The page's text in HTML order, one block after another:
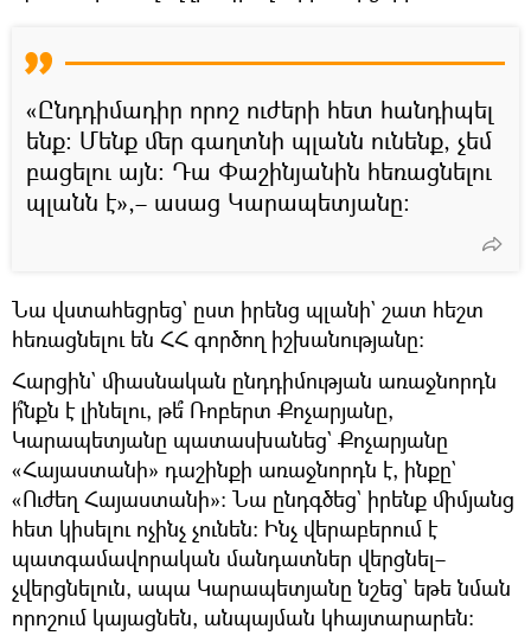
«Ընդդիմադիր որոշ ուժերի հետ հանդիպել
ենք։ Մենք մեր գաղտնի պլանն ունենք, չեմ
բացելու այն։ Դա Փաշինյանին հեռացնելու
պլանն է»,– ասաց Կարապետյանը։
Նա վստահեցրեց` ըստ իրենց պլանի` շատ հեշտ
հեռացնելու են ՀՀ գործող իշխանությանը։
Հարցին` միասնական ընդդիմության առաջնորդն
ի՞նքն է լինելու, թե՞ Ռոբերտ Քոչարյանը,
Կարապետյանը պատասխանեց` Քոչարյանը
«Հայաստանի» դաշինքի առաջնորդն է, ինքը`
«Ուժեղ Հայաստանի»։ Նա ընդգծեց` իրենք միմյանց
հետ կիսելու ոչինչ չունեն։ Ինչ վերաբերում է
պատգամավորական մանդատներ վերցնել–
չվերցնելուն, ապա Կարապետյանը նշեց` եթե նման
որոշում կայացնեն, անպայման կհայտարարեն։